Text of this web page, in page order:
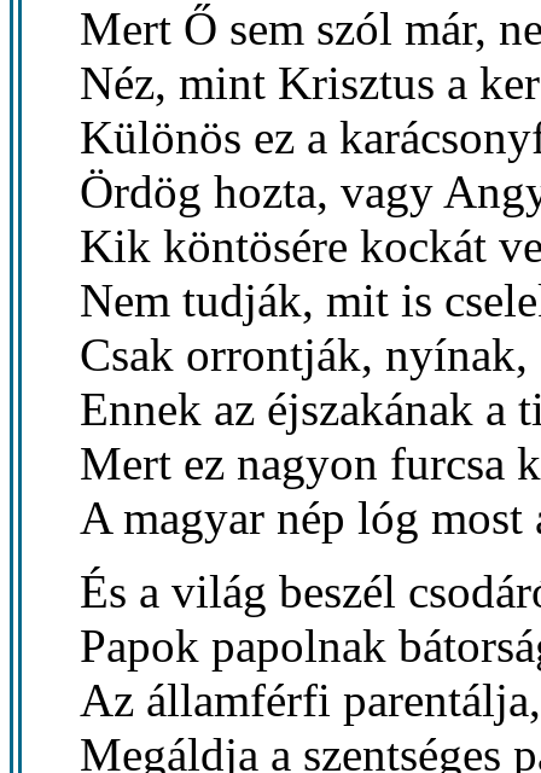
Mert Ő sem szól már,
Néz, mint Krisztus a
Különös ez a
Ördög hozta, vagy
Kik köntösére kockát
Nem tudják, mit is
Csak orrontják,
Ennek az éjszakának a
Mert ez nagyon furcsa
A magyar nép lóg most
És a világ beszél
Papok papolnak
Az államférfi parentálja,
Megáldja a szentséges